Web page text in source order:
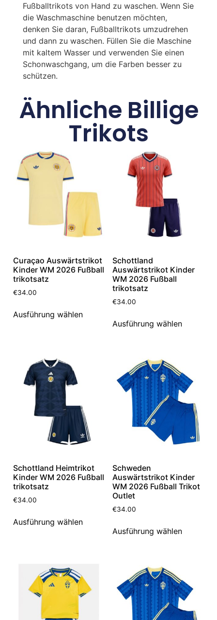
Fußballtrikots von Hand zu waschen. Wenn Sie
die Waschmaschine benutzen möchten,
denken Sie daran, Fußballtrikots umzudrehen
und dann zu waschen. Füllen Sie die Maschine
mit kaltem Wasser und verwenden Sie einen
Schonwaschgang, um die Farben besser zu
schützen.
Ähnliche Billige
Trikots
Curaçao Auswärtstrikot
Kinder WM 2026 Fußball
trikotsatz
€34.00
Ausführung wählen
Schottland
Auswärtstrikot Kinder
WM 2026 Fußball
trikotsatz
€34.00
Ausführung wählen
Schottland Heimtrikot
Kinder WM 2026 Fußball
trikotsatz
€34.00
Ausführung wählen
Schweden
Auswärtstrikot Kinder
WM 2026 Fußball Trikot
Outlet
€34.00
Ausführung wählen